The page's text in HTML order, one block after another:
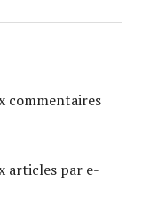
commentaires
articles par e-